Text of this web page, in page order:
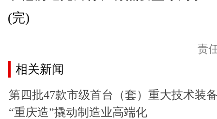
(完)
责
相关新闻
第四批47款市级首台（套）重大技术装
“重庆造”撬动制造业高端化